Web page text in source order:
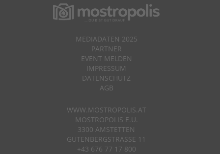
MEDIADATEN 2025
PARTNER
EVENT MELDEN
IMPRESSUM
DATENSCHUTZ
AGB
WWW.MOSTROPOLIS.AT
MOSTROPOLIS E.U.
3300 AMSTETTEN
GUTENBERGSTRASSE 11
+43 676 77 17 800